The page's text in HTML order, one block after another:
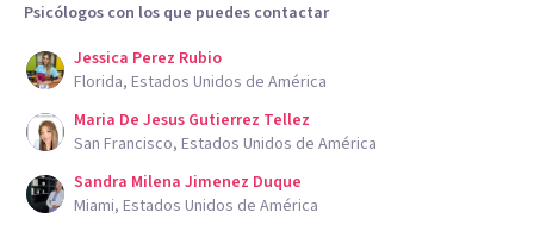
Psicólogos con los que puedes contactar
Jessica Perez Rubio
Florida, Estados Unidos de América
Maria De Jesus Gutierrez Tellez
San Francisco, Estados Unidos de América
Sandra Milena Jimenez Duque
Miami, Estados Unidos de América